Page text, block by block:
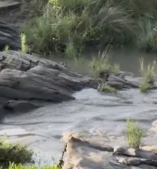
el increíble momento en
que saltar sobre un río